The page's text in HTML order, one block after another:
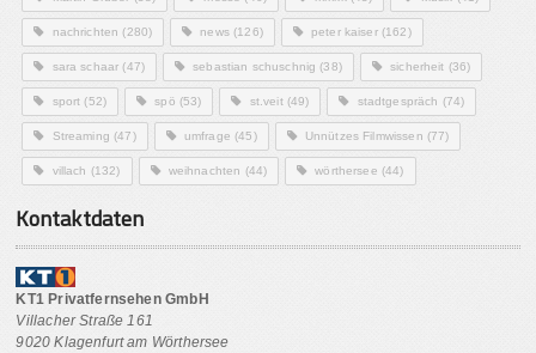
nachrichten (280) news(126) peter kaiser(162)
sara schaar (47) sebastian schuschnig (38) sicherheit (36)
sport (52) spö (53) st.veit(49) stadtgespräch (74)
Streaming (47) umfrage (45) Unnützes Filmwissen (77)
villach (132) weihnachten (44) wörthersee (44)
Kontaktdaten
KT1 Privatfernsehen GmbH
Villacher Straße 161
9020 Klagenfurt am Wörthersee